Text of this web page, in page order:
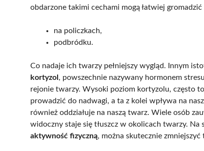
obdarzone takimi cechami mogą łatwiej gromadzić
na policzkach,
podbródku.
Co nadaje ich twarzy pełniejszy wygląd. Innym
kortyzol , powszechnie nazywany hormonem
rejonie twarzy. Wysoki poziom kortyzolu, często
prowadzić do nadwagi, a ta z kolei wpływa na
również oddziałuje na naszą twarz. Wiele osób
widoczny staje się tłuszcz w okolicach twarzy. Na
aktywność fizyczną, można skutecznie